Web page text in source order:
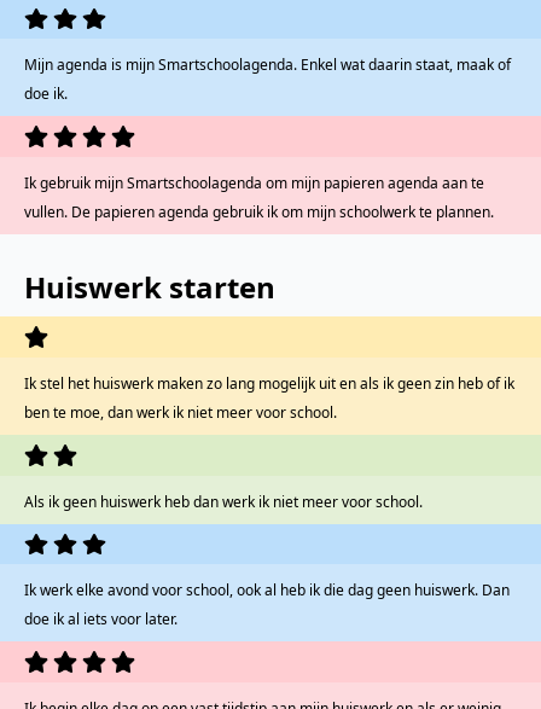
Mijn agenda is mijn Smartschoolagenda. Enkel wat daarin staat, maak of
doe ik.
Ik gebruik mijn Smartschoolagenda om mijn papieren agenda aan te
vullen. De papieren agenda gebruik ik om mijn schoolwerk te plannen.
Huiswerk starten
Ik stel het huiswerk maken zo lang mogelijk uit en als ik geen zin heb of ik
ben te moe, dan werk ik niet meer voor school.
Als ik geen huiswerk heb dan werk ik niet meer voor school.
Ik werk elke avond voor school, ook al heb ik die dag geen huiswerk. Dan
doe ik al iets voor later.